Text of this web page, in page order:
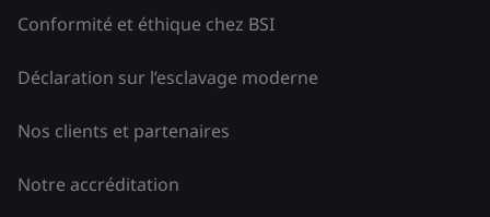
Conformité et éthique chez BSI
Déclaration sur l’esclavage moderne
Nos clients et partenaires
Notre accréditation